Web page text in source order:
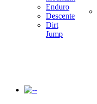
Enduro
Descente
Dirt
Jump
-